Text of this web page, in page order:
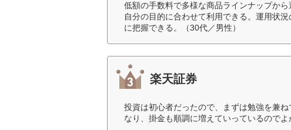
低額の手数料で多様な商品ラインナップか
自分の目的に合わせて利用できる。運用状
に把握できる。（30代／男性）
楽天証券
投資は初心者だったので、まずは勉強を兼
なり、掛金も順調に増えていっているので